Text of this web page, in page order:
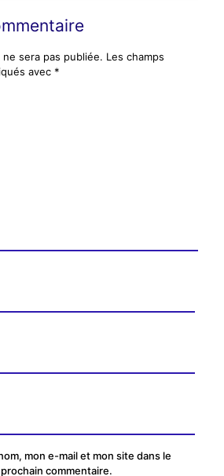
sera pas publiée. Les champs
avec *
mon e-mail et mon site dans le
commentaire.